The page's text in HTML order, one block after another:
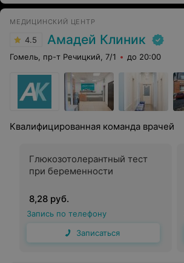
МЕДИЦИНСКИЙ ЦЕНТР
4.5 Амадей Клиник
Гомель, пр-т Речицкий, 7/1 до 20:00
Квалифицированная команда врачей
Глюкозотолерантный тест
при беременности
8,28 руб.
Запись по телефону
Записаться